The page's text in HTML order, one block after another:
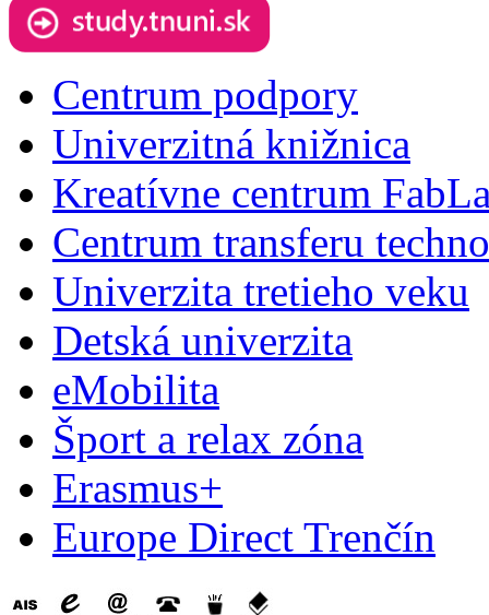
Centrum podpory
Univerzitná knižnica
Kreatívne centrum
Centrum transferu
Univerzita tretieho veku
Detská univerzita
eMobilita
Šport a relax zóna
Erasmus+
Europe Direct Trenčín